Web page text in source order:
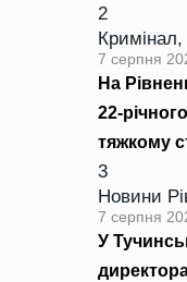
2
Кримінал,
7 серпня
На
22-
тяжкому
3
Новини
7 серпня
У